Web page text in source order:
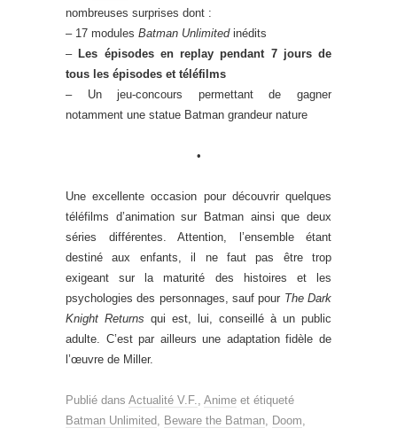
nombreuses surprises dont :
– 17 modules Batman Unlimitedinédits
– Les épisodes en replay pendant 7 jours de
tous les épisodes et téléfilms
– Un jeu-concours permettant de gagner
notamment une statue Batman grandeur nature
•
Une excellente occasion pour découvrir quelques
téléfilms d’animation sur Batman ainsi que deux
séries différentes. Attention, l’ensemble étant
destiné aux enfants, il ne faut pas être trop
exigeant sur la maturité des histoires et les
psychologies des personnages, sauf pour The Dark
Knight Returns qui est, lui, conseillé à un public
adulte. C’est par ailleurs une adaptation fidèle de
l’œuvre de Miller.
Publié dans Actualité V.F., Anime et étiqueté
Batman Unlimited, Beware the Batman, Doom,